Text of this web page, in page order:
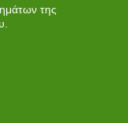
της